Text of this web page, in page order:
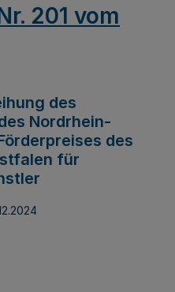
201 vom
des
Nordrhein-
des
für